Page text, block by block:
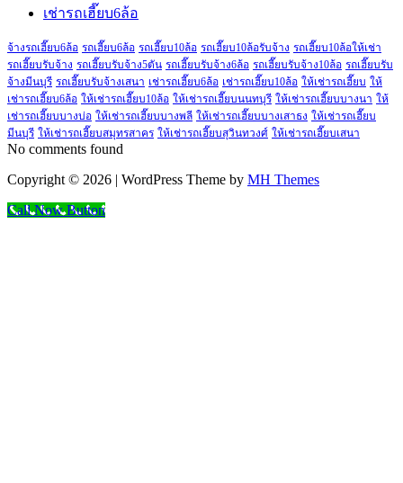
เช่ารถเฮี๊ยบ6ล้อ
จ้างรถเฮี๊ยบ6ล้อ รถเฮี๊ยบ6ล้อ รถเฮี๊ยบ10ล้อ รถเฮี๊ยบ10ล้อรับจ้าง รถเฮี๊ยบ10ล้อให้เช่า
รถเฮี๊ยบรับจ้าง รถเฮี๊ยบรับจ้าง5ตัน รถเฮี๊ยบรับจ้าง6ล้อ รถเฮี๊ยบรับจ้าง10ล้อ รถเฮี๊ยบรับ
จ้างมีนบุรี รถเฮี๊ยบรับจ้างเสนา เช่ารถเฮี๊ยบ6ล้อ เช่ารถเฮี๊ยบ10ล้อ ให้เช่ารถเฮี๊ยบ ให้
เช่ารถเฮี๊ยบ6ล้อ ให้เช่ารถเฮี๊ยบ10ล้อ ให้เช่ารถเฮี๊ยบนนทบุรี ให้เช่ารถเฮี๊ยบบางนา ให้
เช่ารถเฮี๊ยบบางบ่อ ให้เช่ารถเฮี๊ยบบางพลี ให้เช่ารถเฮี๊ยบบางเสาธง ให้เช่ารถเฮี๊ยบ
มีนบุรี ให้เช่ารถเฮี๊ยบสมุทรสาคร ให้เช่ารถเฮี๊ยบสุวินทวงศ์ ให้เช่ารถเฮี๊ยบเสนา
No comments found
Copyright © 2026 | WordPress Theme by MH Themes
Call Now Button